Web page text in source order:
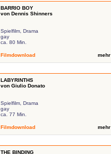
BARRIO BOY
von Dennis Shinners
Spielfilm, Drama
gay
ca. 80 Min.
Filmdownload mehr
LABYRINTHS
von Giulio Donato
Spielfilm, Drama
gay
ca. 77 Min.
Filmdownload mehr
THE BINDING